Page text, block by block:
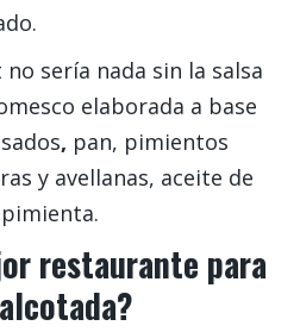
sería nada sin la salsa
elaborada a base
, pan, pimientos
y avellanas, aceite de
restaurante para